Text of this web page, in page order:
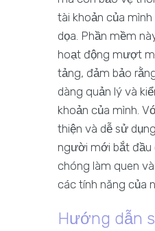
tài khoản của
dọa. Phần mềm
hoạt động mượt
tảng, đảm bảo
dàng quản lý và
khoản của mình.
thiện và dễ sử
người mới bắt đầu
chóng làm quen
các tính năng của
Hướng dẫn